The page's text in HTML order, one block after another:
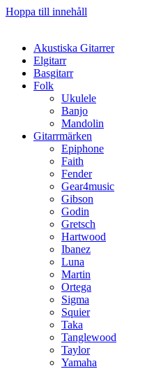
Hoppa till innehåll
Akustiska Gitarrer
Elgitarr
Basgitarr
Folk
Ukulele
Banjo
Mandolin
Gitarrmärken
Epiphone
Faith
Fender
Gear4music
Gibson
Godin
Gretsch
Hartwood
Ibanez
Luna
Martin
Ortega
Sigma
Squier
Taka
Tanglewood
Taylor
Yamaha